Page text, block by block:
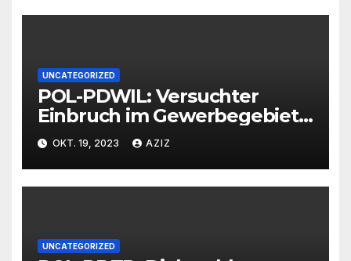
UNCATEGORIZED
POL-PDWIL: Versuchter
Einbruch im Gewerbegebiet
Wittlich
OKT. 19, 2023 AZIZ
UNCATEGORIZED